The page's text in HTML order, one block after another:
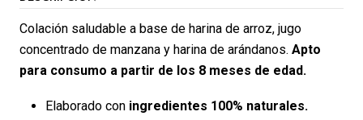
Colación saludable a base de harina de arroz, jugo
concentrado de manzana y harina de arándanos. Apto
para consumo a partir de los 8 meses de edad.
Elaborado con ingredientes 100% naturales.